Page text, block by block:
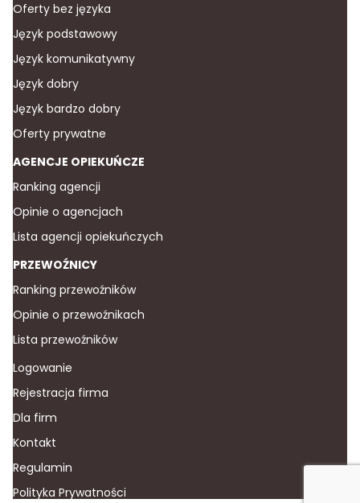
Oferty bez języka
Język podstawowy
Język komunikatywny
Język dobry
Język bardzo dobry
Oferty prywatne
AGENCJE OPIEKUŃCZE
Ranking agencji
Opinie o agencjach
Lista agencji opiekuńczych
PRZEWOŹNICY
Ranking przewoźników
Opinie o przewoźnikach
Lista przewoźników
Logowanie
Rejestracja firma
Dla firm
Kontakt
Regulamin
Polityka Prywatności